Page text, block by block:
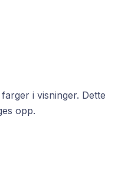
i visninger. Dette
opp.